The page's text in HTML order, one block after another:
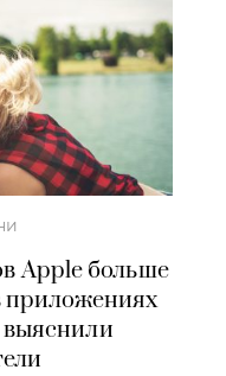
Apple больше
приложениях